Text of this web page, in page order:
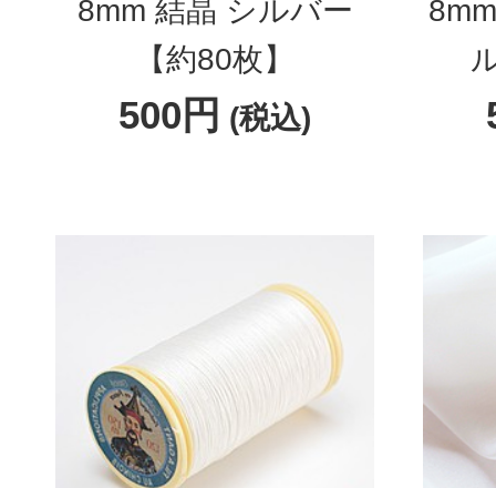
8mm 結晶 シルバー
【約80枚】
500円 (税込)